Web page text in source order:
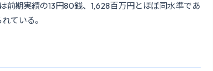
前期実績の13円80銭、1,628百万円とほぼ同水準であ
ている。